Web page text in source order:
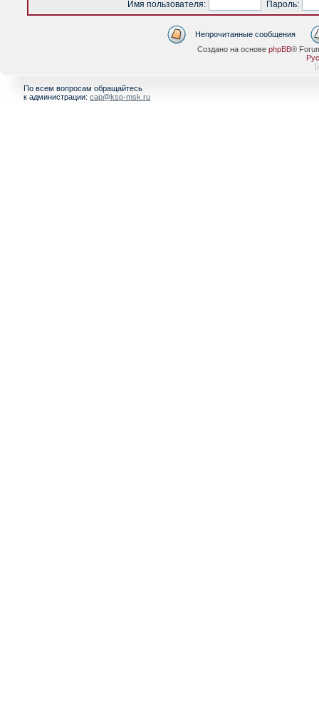
Имя пользователя:
Пароль:
Непрочитанные сообщения
Создано на основе phpBB®
[
По всем вопросам обращайтесь
к администрации: cap@ksp-msk.ru